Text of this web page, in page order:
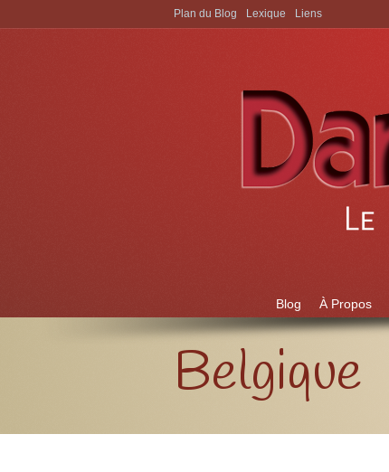
Aller à:
Blog À Propos
Plan du Blog Lexique Liens
Belgique